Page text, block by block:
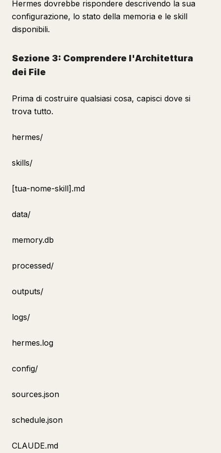
Hermes dovrebbe rispondere descrivendo la sua
configurazione, lo stato della memoria e le skill
disponibili.
Sezione 3: Comprendere l'Architettura
dei File
Prima di costruire qualsiasi cosa, capisci dove si
trova tutto.
hermes/
skills/
[tua-nome-skill].md
data/
memory.db
processed/
outputs/
logs/
hermes.log
config/
sources.json
schedule.json
CLAUDE.md